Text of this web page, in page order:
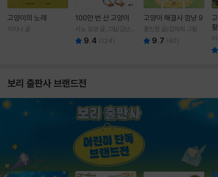
고양이의 노래
이미나 글
100만 번 산 고양이
사노 요코 글,그림/김난주
역 9.4 (124)
고양이 해결사 깜냥 9
홍민정 글/김재희 그림
9.7 (60)
보리 출판사 브랜드전